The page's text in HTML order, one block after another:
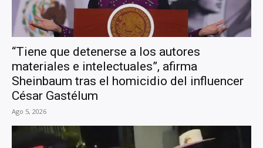
“Tiene que detenerse a los autores
materiales e intelectuales”, afirma
Sheinbaum tras el homicidio del influencer
César Gastélum
Ago 5, 2026